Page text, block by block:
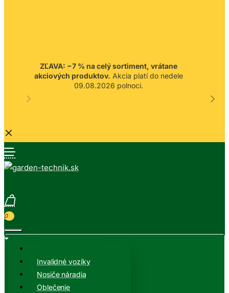
ZĽAVA: −7 % na celý sortiment, vrátane
akciových produktov. Akcia platí do nedele
09.08.2026 polnoci.
0
Invalidné vozíky
Nosiče náradia
Oblečenie